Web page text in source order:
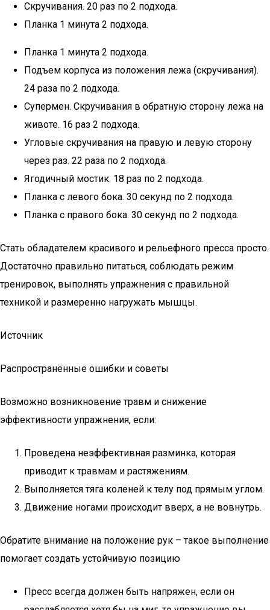
Скручивания. 20 раз по 2 подхода.
Планка 1 минута 2 подхода.
Планка 1 минута 2 подхода.
Подъем корпуса из положения лежа (скручивания).
24 раза по 2 подхода.
Супермен. Скручивания в обратную сторону лежа на
животе. 16 раз 2 подхода.
Угловые скручивания на правую и левую сторону
через раз. 22 раза по 2 подхода.
Ягодичный мостик. 18 раз по 2 подхода.
Планка с левого бока. 30 секунд по 2 подхода.
Планка с правого бока. 30 секунд по 2 подхода.
Стать обладателем красивого и рельефного пресса просто.
Достаточно правильно питаться, соблюдать режим
тренировок, выполнять упражнения с правильной
техникой и размеренно нагружать мышцы.
Источник
Распространённые ошибки и советы
Возможно возникновение травм и снижение
эффективности упражнения, если:
Проведена неэффективная разминка, которая
приводит к травмам и растяжениям.
Выполняется тяга коленей к телу под прямым углом.
Движение ногами происходит вверх, а не вовнутрь.
Обратите внимание на положение рук – такое выполнение
помогает создать устойчивую позицию
Пресс всегда должен быть напряжен, если он